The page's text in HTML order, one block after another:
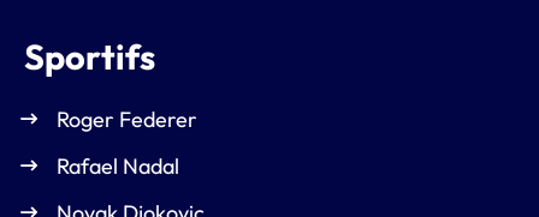
Sportifs
Roger Federer
Rafael Nadal